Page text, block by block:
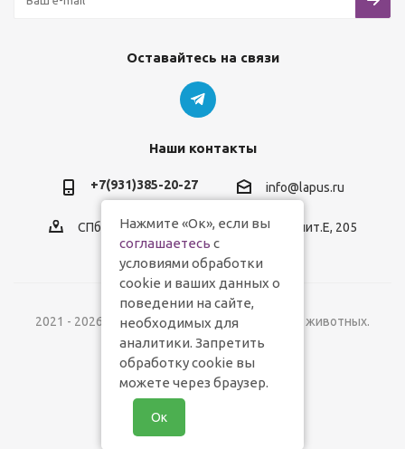
Оставайтесь на связи
Наши контакты
+7(931)385-20-27 info@lapus.ru
СПб, пр.Обуховской Обороны, д.116, лит.Е, 205
2021 - 2026 © Lapus.ru - магазин товаров для животных.
Нажмите «Ок», если вы
соглашаетесь с
условиями обработки
cookie и ваших данных о
поведении на сайте,
необходимых для
аналитики. Запретить
обработку cookie вы
можете через браузер.
Ок